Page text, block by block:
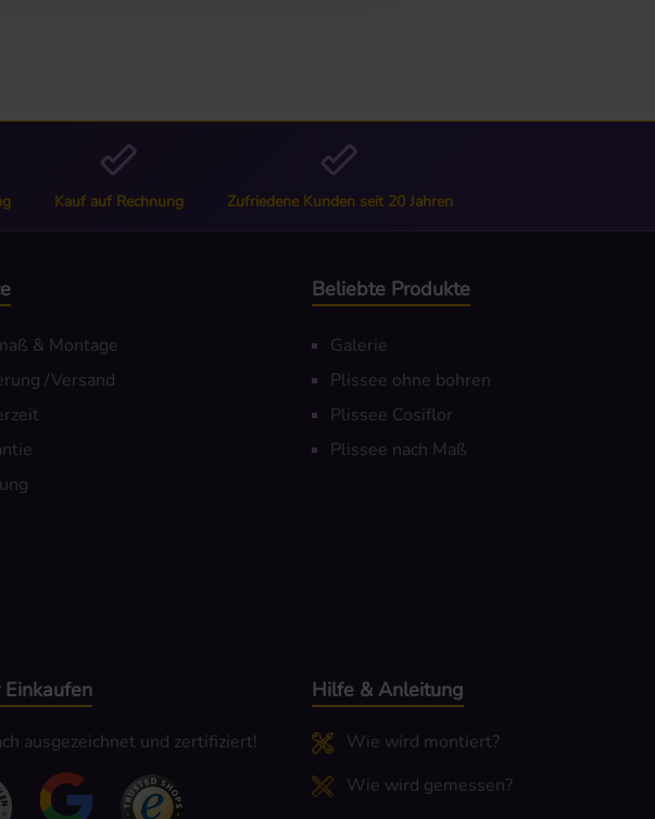
Kauf auf Rechnung Zufriedene Kunden seit 20 Jahren
& Montage
/Versand
Beliebte Produkte
Galerie
Plissee ohne bohren
Plissee Cosiflor
Plissee nach Maß
Einkaufen
ausgezeichnet und zertifiziert!
Hilfe & Anleitung
Wie wird montiert?
Wie wird gemessen?